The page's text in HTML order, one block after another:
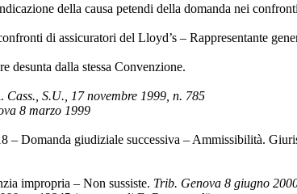
della causa petendi della domanda nei
di assicuratori del Lloyd’s – Rappresentante
desunta dalla stessa Convenzione.
Cass., S.U., 17 novembre 1999, n. 785
8 marzo 1999
Domanda giudiziale successiva – Ammissibilità.
impropria – Non sussiste. Trib. Genova 8 giugno